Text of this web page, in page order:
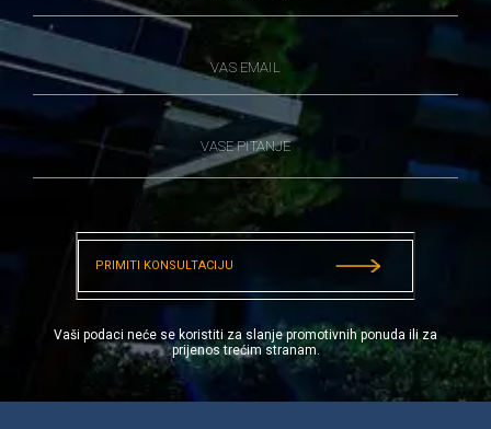
VAS EMAIL
VASE PITANJE
PRIMITI KONSULTACIJU
Vaši podaci neće se koristiti za slanje promotivnih ponuda ili za
prijenos trećim stranam.